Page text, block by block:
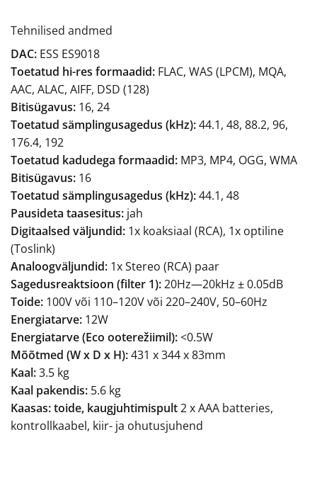
Tehnilised andmed
DAC: ESS ES9018
Toetatud hi-res formaadid: FLAC, WAS (LPCM), MQA,
AAC, ALAC, AIFF, DSD (128)
Bitisügavus: 16, 24
Toetatud sämplingusagedus (kHz):44.1, 48, 88.2, 96,
176.4, 192
Toetatud kadudega formaadid: MP3, MP4, OGG, WMA
Bitisügavus: 16
Toetatud sämplingusagedus (kHz):44.1, 48
Pausideta taasesitus: jah
Digitaalsed väljundid: 1x koaksiaal (RCA), 1x optiline
(Toslink)
Analoogväljundid: 1x Stereo (RCA) paar
Sagedusreaktsioon (filter 1):20Hz—20kHz ± 0.05dB
Toide: 100V või 110–120V või 220–240V, 50–60Hz
Energiatarve: 12W
Energiatarve (Eco ooterežiimil):<0.5W
Mõõtmed (W x D x H):431 x 344 x 83mm
Kaal:3.5 kg
Kaal pakendis: 5.6 kg
Kaasas: toide, kaugjuhtimispult2 x AAA batteries,
kontrollkaabel, kiir- ja ohutusjuhend